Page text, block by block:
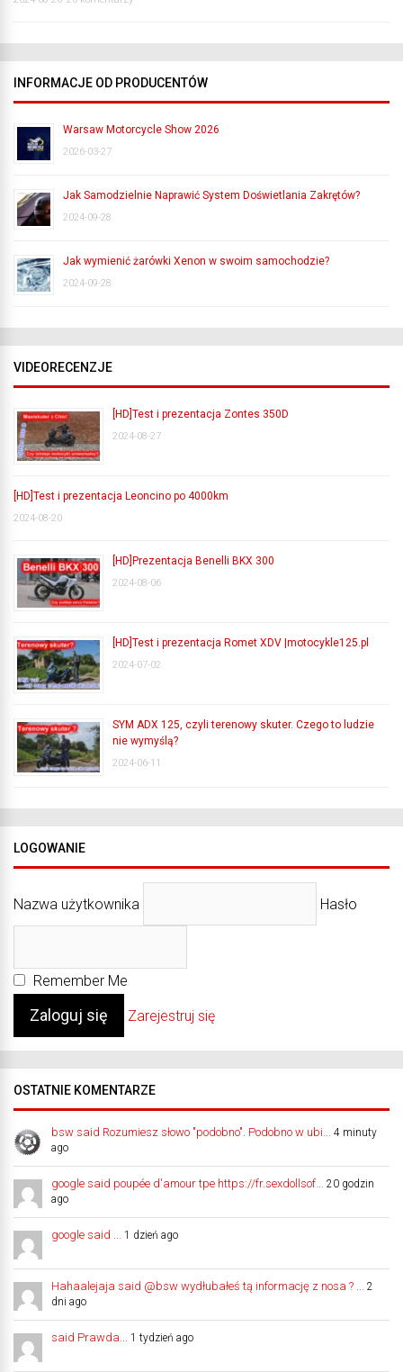
INFORMACJE OD PRODUCENTÓW
Warsaw Motorcycle Show 2026
2026-03-27
Jak Samodzielnie Naprawić System Doświetlania Zakrętów?
2024-09-28
Jak wymienić żarówki Xenon w swoim samochodzie?
2024-09-28
VIDEORECENZJE
[HD]Test i prezentacja Zontes 350D
2024-08-27
[HD]Test i prezentacja Leoncino po 4000km
2024-08-20
[HD]Prezentacja Benelli BKX 300
2024-08-06
[HD]Test i prezentacja Romet XDV |motocykle125.pl
2024-07-02
SYM ADX 125, czyli terenowy skuter. Czego to ludzie
nie wymyślą?
2024-06-11
LOGOWANIE
Nazwa użytkownika Hasło
Remember Me
Zarejestruj się
OSTATNIE KOMENTARZE
bsw said Rozumiesz słowo "podobno". Podobno w ubi...
4 minuty
ago
google said poupée d'amour tpe https://fr.sexdollsof...
20 godzin
ago
google said ... 1 dzień ago
Hahaalejaja said @bsw wydłubałeś tą informację z nosa ? ...
2
dni ago
said Prawda... 1 tydzień ago